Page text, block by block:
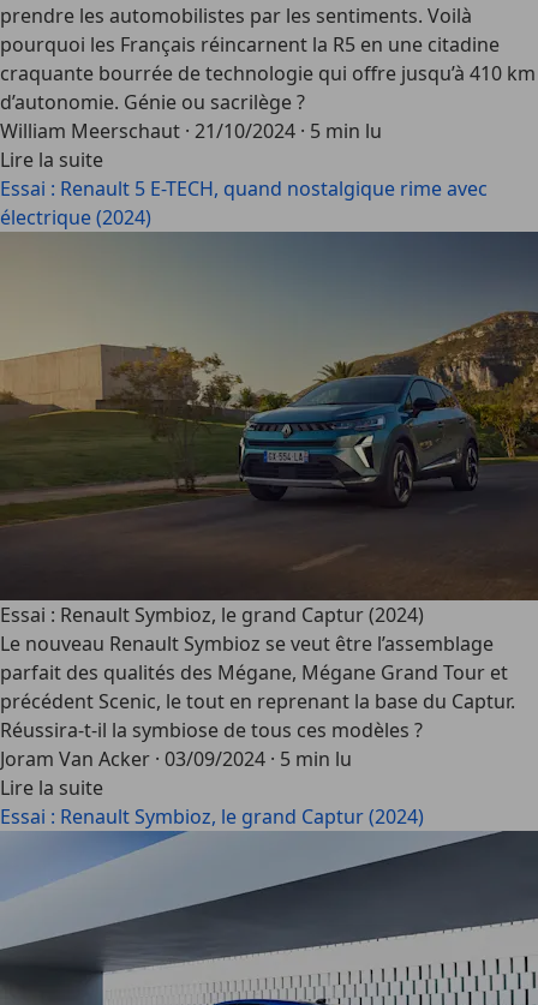
prendre les automobilistes par les sentiments. Voilà
pourquoi les Français réincarnent la R5 en une citadine
craquante bourrée de technologie qui offre jusqu’à 410 km
d’autonomie. Génie ou sacrilège ?
William Meerschaut · 21/10/2024 · 5 min lu
Lire la suite
Essai : Renault 5 E-TECH, quand nostalgique rime avec
électrique (2024)
Essai : Renault Symbioz, le grand Captur (2024)
Le nouveau Renault Symbioz se veut être l’assemblage
parfait des qualités des Mégane, Mégane Grand Tour et
précédent Scenic, le tout en reprenant la base du Captur.
Réussira-t-il la symbiose de tous ces modèles ?
Joram Van Acker · 03/09/2024 · 5 min lu
Lire la suite
Essai : Renault Symbioz, le grand Captur (2024)